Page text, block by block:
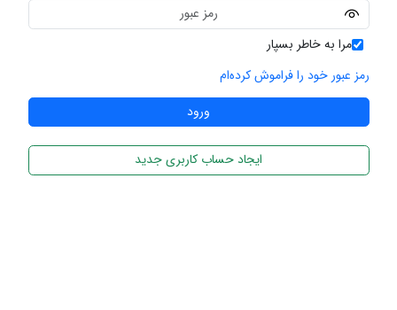
مرا به خاطر بسپار
رمز عبور خود را فراموش کرده‌ام
ایجاد حساب کاربری جدید